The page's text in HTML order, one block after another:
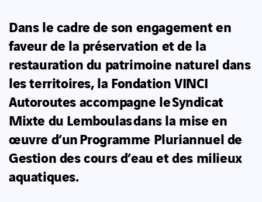
Dans le cadre de son engagement en
faveur de la préservation et de la
restauration du patrimoine naturel dans
les territoires, la Fondation VINCI
Autoroutes accompagne le Syndicat
Mixte du Lemboulas dans la mise en
œuvre d’un Programme Pluriannuel de
Gestion des cours d’eau et des milieux
aquatiques.